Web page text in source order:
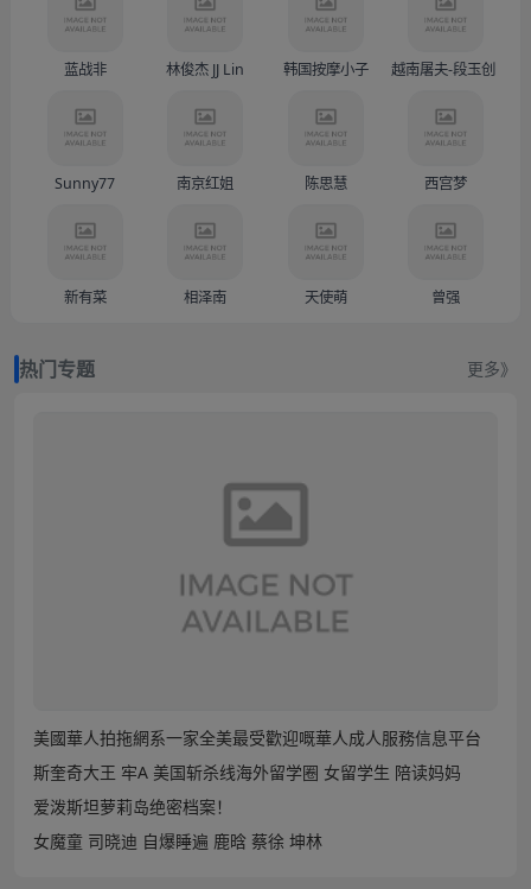
蓝战非 林俊杰 JJ Lin 韩国按摩小子 越南屠夫-段玉创（
Sunny77 南京红姐 陈思慧 西宫梦
新有菜 相泽南 天使萌 曾强
热门专题 更多》
美國華人拍拖網系一家全美最受歡迎嘅華人成人服務信息平台
斯奎奇大王 牢A 美国斩杀线海外留学圈 女留学生 陪读妈妈
爱泼斯坦萝莉岛绝密档案！
女魔童 司晓迪 自爆睡遍 鹿晗 蔡徐 坤林